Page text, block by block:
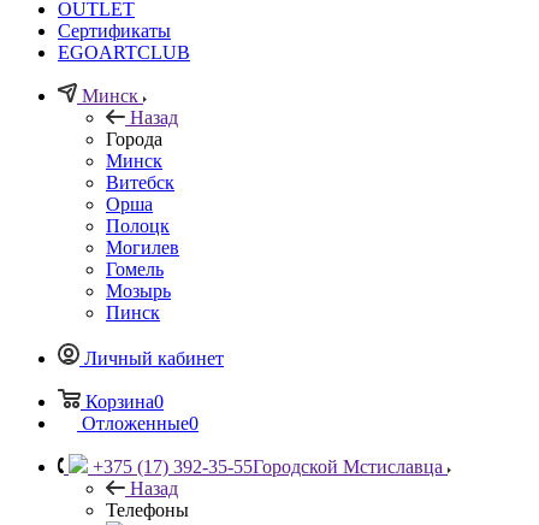
OUTLET
Сертификаты
EGOARTCLUB
Минск
Назад
Города
Минск
Витебск
Орша
Полоцк
Могилев
Гомель
Мозырь
Пинск
Личный кабинет
Корзина0
Отложенные0
+375 (17) 392-35-55Городской Мстиславца
Назад
Телефоны